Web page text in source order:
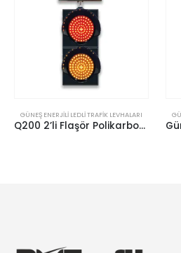
GÜNEŞ ENERJILI LEDLI TRAFIK LEVHALARI
Q200 2’li Flaşör Polikarbon Gövde